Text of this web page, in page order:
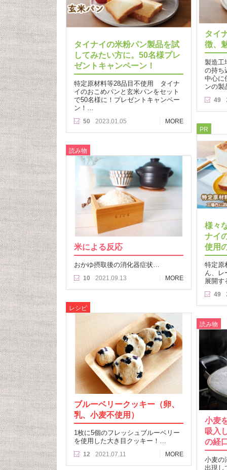
タイ
徴、
製造工
の持ち
中心に
ンの
49
タイナイの米粉パン製品を試
してみたい方に。50名様プレ
ゼントキャンペーン！
特定原材料等28品目不使用 タイナ
イのおこめパンと玄米パンをセット
で50名様に！プレゼントキャンペー
ン！…
50 2023.01.05
MORE
PR
様々
ナイ
使用
特定原
ん、レ
展開
49
読み物
米による反応
おかゆ摂取後の消化器症状…
10 2021.09.13 MORE
レシピ
ブルーベリークッキー（卵、
乳、小麦不使用）
1枚に5個のフレッシュブルーベリー
を使用した大き目クッキー！…
12 2021.07.11 MORE
読み物
小麦
吸入
の経
小麦の
出現し